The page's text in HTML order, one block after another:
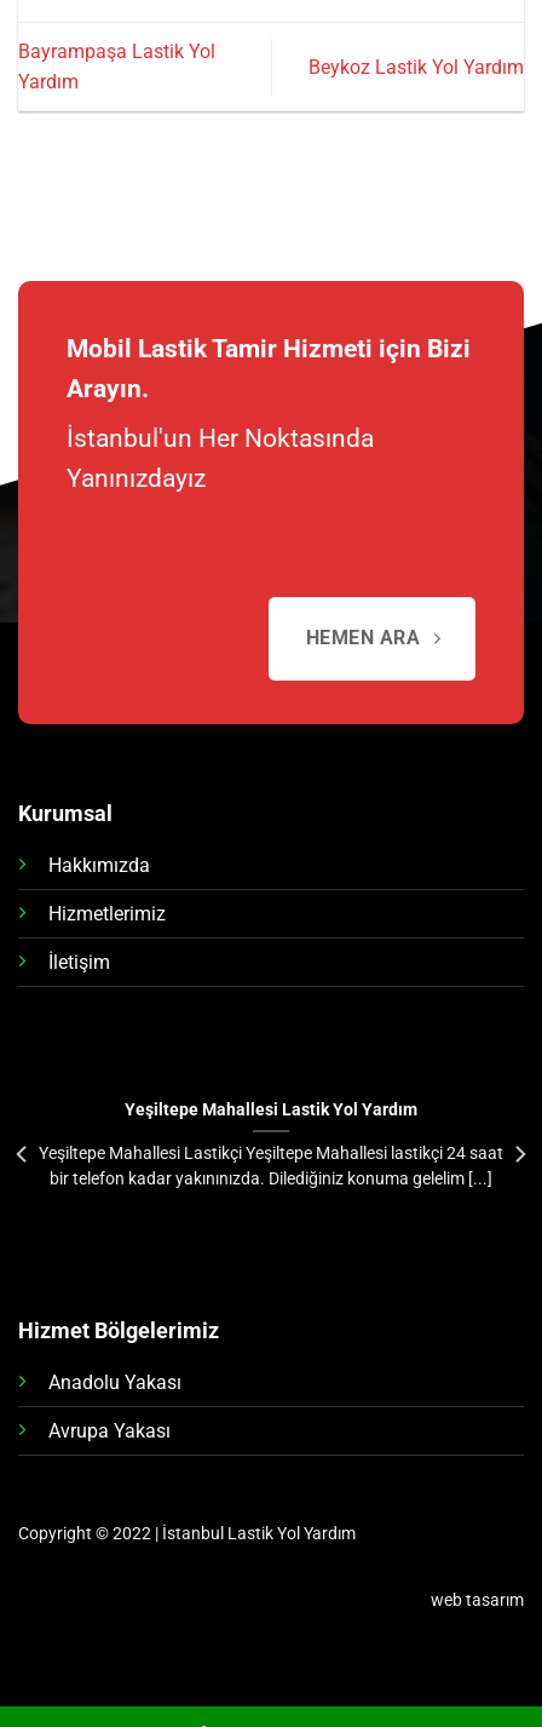
Bayrampaşa Lastik Yol
Yardım
Beykoz Lastik Yol Yardım
Mobil Lastik Tamir Hizmeti için Bizi
Arayın.
İstanbul'un Her Noktasında
Yanınızdayız
HEMEN ARA
Kurumsal
Hakkımızda
Hizmetlerimiz
İletişim
Yeşiltepe Mahallesi Lastik Yol Yardım
Yeşiltepe Mahallesi Lastikçi Yeşiltepe Mahallesi lastikçi 24 saat
bir telefon kadar yakınınızda. Dilediğiniz konuma gelelim [...]
Hizmet Bölgelerimiz
Anadolu Yakası
Avrupa Yakası
Copyright © 2022 | İstanbul Lastik Yol Yardım
web tasarım